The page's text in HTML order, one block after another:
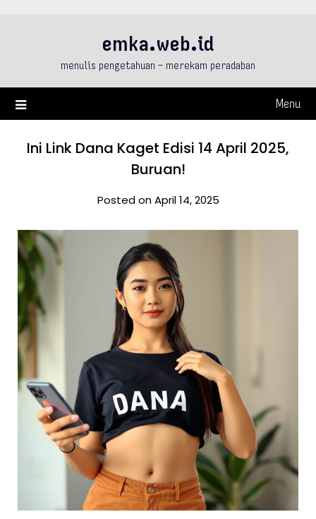
emka.web.id
menulis pengetahuan – merekam peradaban
Menu
Ini Link Dana Kaget Edisi 14 April 2025,
Buruan!
Posted on April 14, 2025